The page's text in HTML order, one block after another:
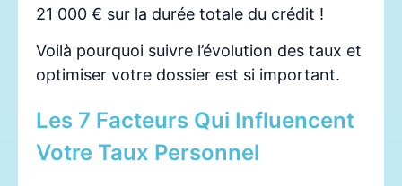
21 000 € sur la durée totale du crédit !
Voilà pourquoi suivre l’évolution des taux et
optimiser votre dossier est si important.
Les 7 Facteurs Qui Influencent
Votre Taux Personnel